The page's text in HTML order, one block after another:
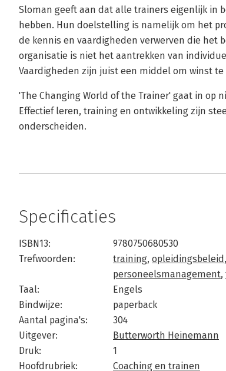
Sloman geeft aan dat alle trainers eigenlijk in
hebben. Hun doelstelling is namelijk om het
de kennis en vaardigheden verwerven die het
organisatie is niet het aantrekken van
Vaardigheden zijn juist een middel om winst te
'The Changing World of the Trainer' gaat in op
Effectief leren, training en ontwikkeling zijn
onderscheiden.
Specificaties
ISBN13:
9780750680530
Trefwoorden:
training, opleidingsbeleid,
personeelsmanagement,
Taal:
Engels
Bindwijze:
paperback
Aantal pagina's:
304
Uitgever:
Butterworth Heinemann
Druk:
1
Hoofdrubriek:
Coaching en trainen